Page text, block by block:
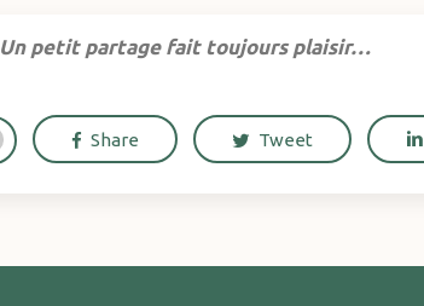
Un petit partage fait toujours plaisir…
Share Tweet